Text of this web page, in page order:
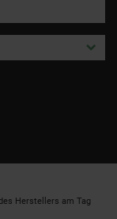
Herstellers am Tag